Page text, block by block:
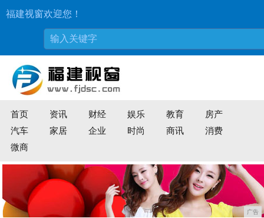
福建视窗欢迎您！
首页 资讯 财经 娱乐 教育
房产
汽车
家居 企业 时尚 商讯
消费
微商
广告